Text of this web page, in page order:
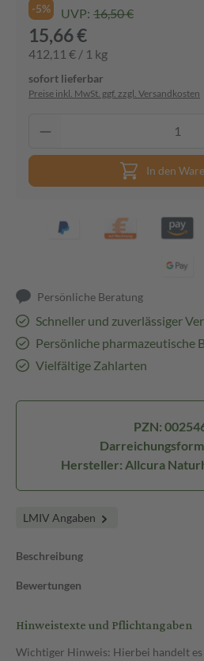
-5% UVP: 16,50 €
15,66 €
412,11 € / 1 kg
sofort lieferbar
Preise inkl. MwSt. ggf. zzgl. Versandkosten
In den
Persönliche Beratung
Schneller und zuverlässiger
Persönliche pharmazeutische
Vielfältige Zahlarten
PZN:
Hersteller: Allcura
LMIV Angaben
Beschreibung
Bewertungen
Hinweistexte und Pflichtangaben
Wichtiger Hinweis: Hierbei handelt es